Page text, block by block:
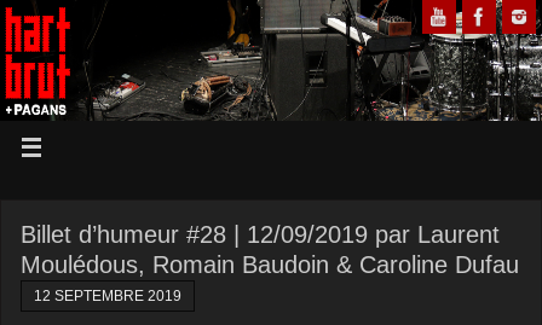
Billet d’humeur #28 | 12/09/2019 par Laurent
Moulédous, Romain Baudoin & Caroline Dufau
12 SEPTEMBRE 2019